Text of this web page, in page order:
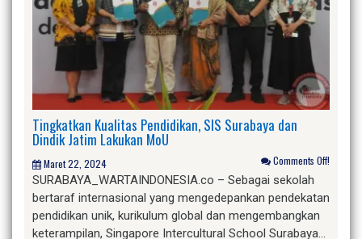
Tingkatkan Kualitas Pendidikan, SIS Surabaya dan
Dindik Jatim Lakukan MoU
Maret 22, 2024 Comments Off!
SURABAYA_WARTAINDONESIA.co – Sebagai sekolah
bertaraf internasional yang mengedepankan pendekatan
pendidikan unik, kurikulum global dan mengembangkan
keterampilan, Singapore Intercultural School Surabaya…